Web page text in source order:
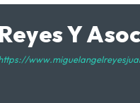
Reyes Y